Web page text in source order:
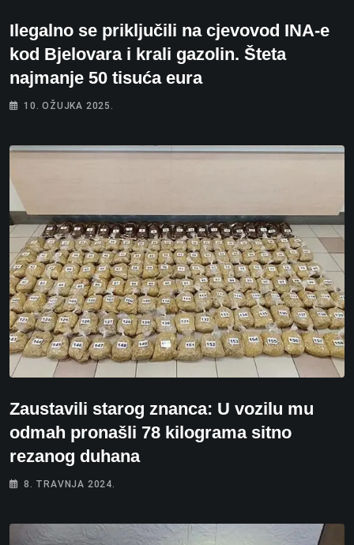
Ilegalno se priključili na cjevovod INA-e
kod Bjelovara i krali gazolin. Šteta
najmanje 50 tisuća eura
10. OŽUJKA 2025.
Zaustavili starog znanca: U vozilu mu
odmah pronašli 78 kilograma sitno
rezanog duhana
8. TRAVNJA 2024.